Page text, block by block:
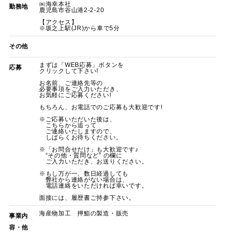
勤務地
㈱海幸本社
鹿児島市谷山港2-2-20
【アクセス】
※坂之上駅(JR)から車で5分
その他
応募
まずは「WEB応募」ボタンを
クリックして下さい!
お名前、ご連絡先等の
必要事項をご入力いただき、
お気軽にご応募ください!
もちろん、お電話でのご応募も大歓迎です!
※ご応募いただいた後は、
こちらから追って
ご連絡いたしますので、
しばらくお待ちください。
※「お問合せだけ」も大歓迎です♪
“その他・質問など” の欄に
ご入力いただき、お送りください。
※もし万が一、数日経過しても
弊社から連絡がない場合は、
電話連絡をいただければ幸いです。
面接には、履歴書ご持参下さい。
事業内
容・他
海産物加工 押鮨の製造・販売